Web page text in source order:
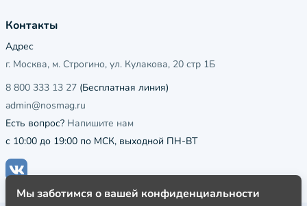
Контакты
Адрес
г. Москва, м. Строгино, ул. Кулакова, 20 стр 1Б
8 800 333 13 27 (Бесплатная линия)
admin@nosmag.ru
Есть вопрос? Напишите нам
с 10:00 до 19:00 по МСК, выходной ПН-ВТ
Мы заботимся о вашей конфиденциальности